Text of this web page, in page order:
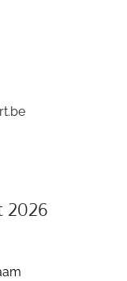
2026